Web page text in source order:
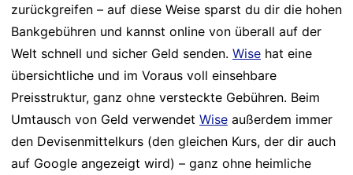
zurückgreifen – auf diese Weise sparst du dir die hohen
Bankgebühren und kannst online von überall auf der
Welt schnell und sicher Geld senden. Wise hat eine
übersichtliche und im Voraus voll einsehbare
Preisstruktur, ganz ohne versteckte Gebühren. Beim
Umtausch von Geld verwendet Wise außerdem immer
den Devisenmittelkurs (den gleichen Kurs, der dir auch
auf Google angezeigt wird) – ganz ohne heimliche